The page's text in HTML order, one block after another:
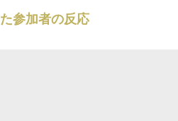
参加者の反応